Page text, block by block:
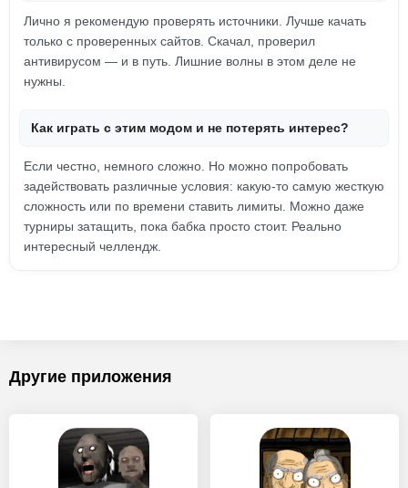
Лично я рекомендую проверять источники. Лучше качать
только с проверенных сайтов. Скачал, проверил
антивирусом — и в путь. Лишние волны в этом деле не
нужны.
Как играть с этим модом и не потерять интерес?
Если честно, немного сложно. Но можно попробовать
задействовать различные условия: какую-то самую жесткую
сложность или по времени ставить лимиты. Можно даже
турниры затащить, пока бабка просто стоит. Реально
интересный челлендж.
Другие приложения